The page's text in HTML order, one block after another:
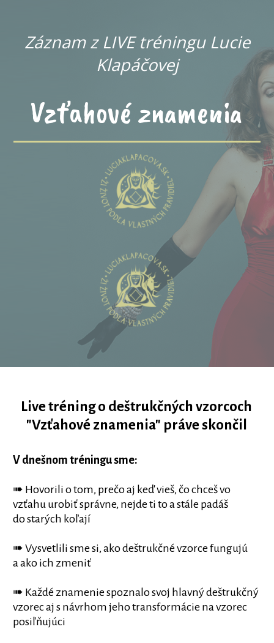
Záznam z LIVE tréningu Lucie
Klapáčovej
Vzťahové znamenia
Live tréning o deštrukčných vzorcoch
"Vzťahové znamenia" práve skončil
V dnešnom tréningu sme:
➠ Hovorili o tom, prečo aj keď vieš, čo chceš vo
vzťahu urobiť správne, nejde ti to a stále padáš
do starých koľají
➠ Vysvetlili sme si, ako deštrukčné vzorce fungujú
a ako ich zmeniť
➠ Každé znamenie spoznalo svoj hlavný deštrukčný
vzorec aj s návrhom jeho transformácie na vzorec
posiľňujúci